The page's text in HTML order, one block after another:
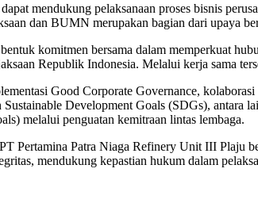
mendukung pelaksanaan proses bisnis
dan BUMN merupakan bagian dari upaya
komitmen bersama dalam memperkuat
Republik Indonesia. Melalui kerja sama
Good Corporate Governance,
Sustainable Development Goals (SDGs), antara
melalui penguatan kemitraan lintas lembaga.
Pertamina Patra Niaga Refinery Unit III Plaju
mendukung kepastian hukum dalam